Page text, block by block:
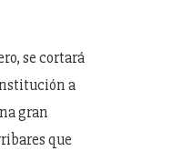
se cortará
a
gran
que